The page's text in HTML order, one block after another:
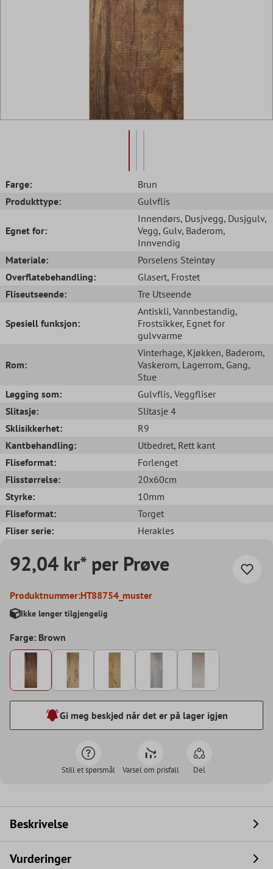
Farge:
Brun
Produkttype:
Gulvflis
Egnet for:
Innendørs, Dusjvegg, Dusjgulv,
Vegg, Gulv, Baderom,
Innvendig
Materiale:
Porselens Steintøy
Overflatebehandling:
Glasert, Frostet
Fliseutseende:
Tre Utseende
Spesiell funksjon:
Antiskli, Vannbestandig,
Frostsikker, Egnet for
gulvvarme
Rom:
Vinterhage, Kjøkken, Baderom,
Vaskerom, Lagerrom, Gang,
Stue
Legging som:
Gulvflis, Veggfliser
Slitasje:
Slitasje 4
Sklisikkerhet:
R9
Kantbehandling:
Utbedret, Rett kant
Fliseformat:
Forlenget
Flisstørrelse:
20x60cm
Styrke:
10mm
Fliseformat:
Torget
Fliser serie:
Herakles
92,04 kr* per Prøve
Produktnummer:HT88754_muster
Ikke lenger tilgjengelig
Farge: Brown
Gi meg beskjed når det er på lager igjen
Still et spørsmål Varsel om prisfall Del
Beskrivelse
Vurderinger